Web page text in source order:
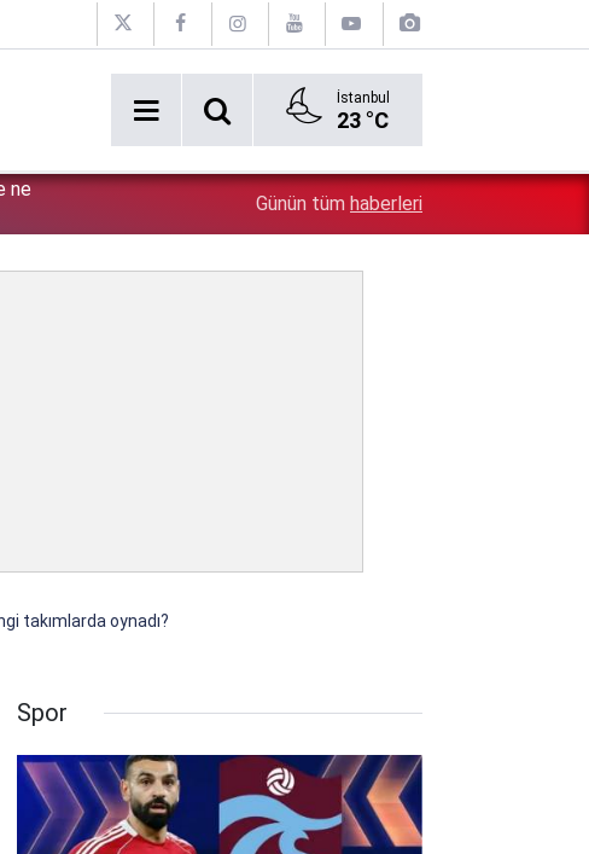
İstanbul
23 °C
ne
Belediyedeki rüşvet görüntüleri ortaya döküldü: Oraya
Günün tüm haberleri
takımlarda oynadı?
Spor